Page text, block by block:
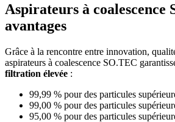
Aspirateurs à coalescence
avantages
Grâce à la rencontre entre innovation,
aspirateurs à coalescence SO.TEC
filtration élevée :
99,99 % pour des particules
99,00 % pour des particules
95,00 % pour des particules